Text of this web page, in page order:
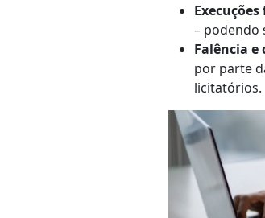
– podendo
Falência e
por parte
licitatórios.